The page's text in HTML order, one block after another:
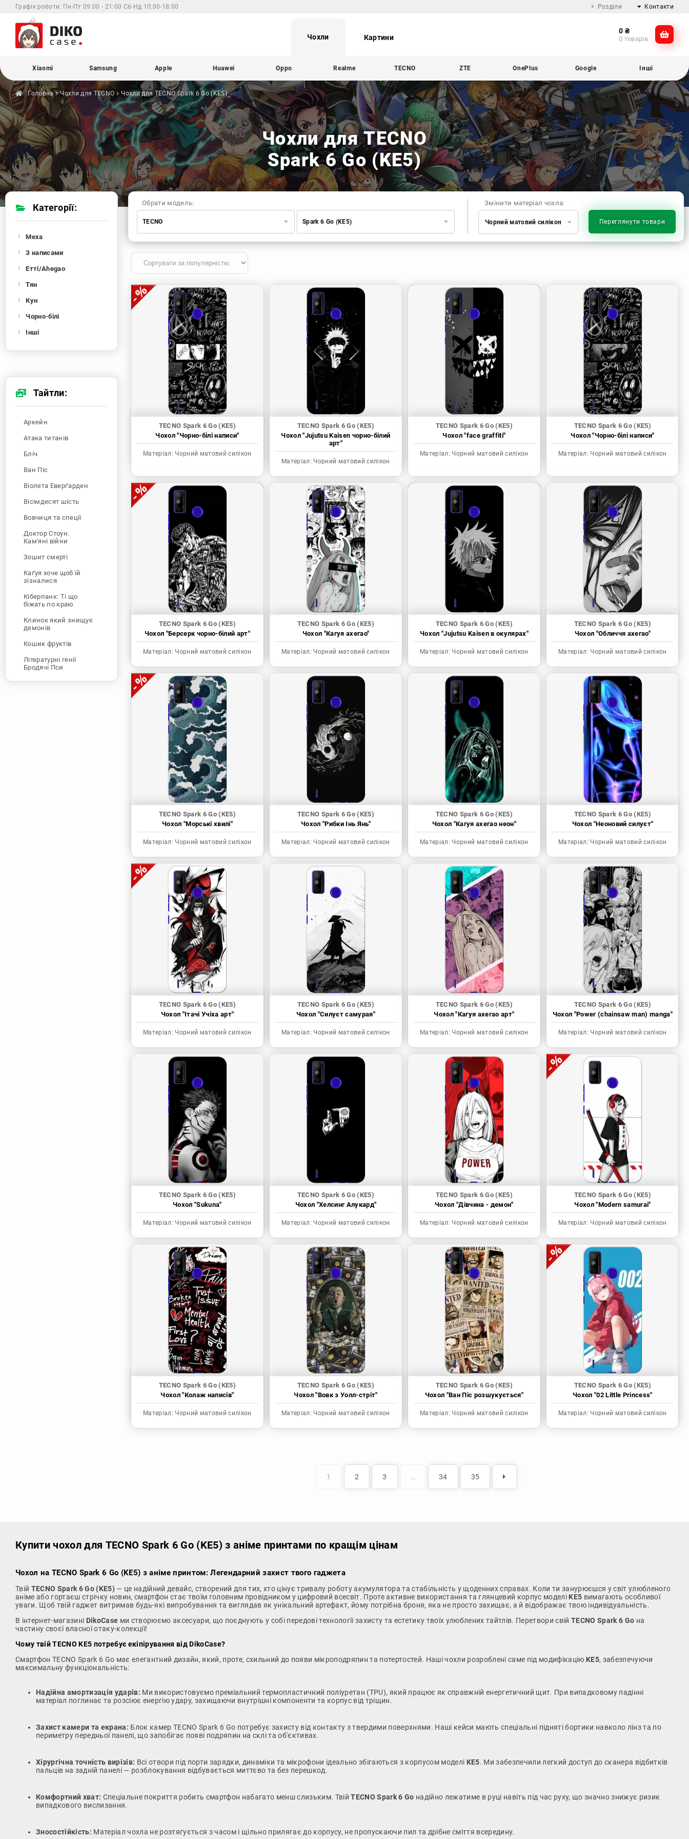
Графік роботи: Пн-Пт 09:00 - 21:00 Сб-Нд 10:00-18:00 Розділи Контакти
@dikocase
Чохли Картини
0 ₴
0 товарів
Xiaomi Samsung Apple Huawei Oppo Realme TECNO ZTE OnePlus Google Інші
Головна Чохли для TECNO Чохли для TECNOSpark 6 Go (KE5)
Чохли для TECNO
Spark 6 Go (KE5)
Змінити матеріал чохла:
Чорний матовий силікон Переглянути товари
Обрати модель:
TECNO
Samsung
Huawei
Realme
TECNO
OnePlus
Google
Infinix
Sony
Motorola
Spark 6 Go (KE5)
TECNO Spark 6 Go (KE5)
Чохол "Чорно-білі написи"
Матеріал: Чорний матовий силікон
TECNO Spark 6 Go (KE5)
Чохол "Jujutsu Kaisen чорно-білий
арт"
Матеріал: Чорний матовий силікон
TECNO Spark 6 Go (KE5)
Чохол "face graffiti"
Матеріал: Чорний матовий силікон
TECNO Spark 6 Go (KE5)
Чохол "Чорно-білі написи"
Матеріал: Чорний матовий силікон
TECNO Spark 6 Go (KE5)
Чохол "Берсерк чорно-білий арт"
Матеріал: Чорний матовий силікон
TECNO Spark 6 Go (KE5)
Чохол "Кагуя ахегао"
Матеріал: Чорний матовий силікон
TECNO Spark 6 Go (KE5)
Чохол "Jujutsu Kaisen в окулярах"
Матеріал: Чорний матовий силікон
TECNO Spark 6 Go (KE5)
Чохол "Обличчя ахегао"
Матеріал: Чорний матовий силікон
TECNO Spark 6 Go (KE5)
Чохол "Морські хвилі"
Матеріал: Чорний матовий силікон
TECNO Spark 6 Go (KE5)
Чохол "Рибки Інь Янь"
Матеріал: Чорний матовий силікон
TECNO Spark 6 Go (KE5)
Чохол "Кагуя ахегао неон"
Матеріал: Чорний матовий силікон
TECNO Spark 6 Go (KE5)
Чохол "Неоновий силуєт"
Матеріал: Чорний матовий силікон
TECNO Spark 6 Go (KE5)
Чохол "Ітачі Учіха арт"
Матеріал: Чорний матовий силікон
TECNO Spark 6 Go (KE5)
Чохол "Силуєт самурая"
Матеріал: Чорний матовий силікон
TECNO Spark 6 Go (KE5)
Чохол "Кагуя ахегао арт"
Матеріал: Чорний матовий силікон
TECNO Spark 6 Go (KE5)
Чохол "Power (chainsaw man) manga"
Матеріал: Чорний матовий силікон
TECNO Spark 6 Go (KE5)
Чохол "Sukuna"
Матеріал: Чорний матовий силікон
TECNO Spark 6 Go (KE5)
Чохол "Хелсинг Алукард"
Матеріал: Чорний матовий силікон
TECNO Spark 6 Go (KE5)
Чохол "Дівчина - демон"
Матеріал: Чорний матовий силікон
TECNO Spark 6 Go (KE5)
Чохол "Modern samurai"
Матеріал: Чорний матовий силікон
TECNO Spark 6 Go (KE5)
Чохол "Колаж написів"
Матеріал: Чорний матовий силікон
TECNO Spark 6 Go (KE5)
Чохол "Вовк з Уолл-стріт"
Матеріал: Чорний матовий силікон
TECNO Spark 6 Go (KE5)
Чохол "Ван Піс розшукується"
Матеріал: Чорний матовий силікон
TECNO Spark 6 Go (KE5)
Чохол "02 Little Princess"
Матеріал: Чорний матовий силікон
1 2 3 … 34 35
Категорії:
Меха
З написами
Етті/Ahegao
Тян
Кун
Чорно-білі
Інші
Тайтли:
Аркейн
Атака титанів
Бліч
Ван Піс
Віолета Еверґарден
Вісімдесят шість
Вовчиця та спеції
Доктор Стоун.
Кам'яні війни
Зошит смерті
Каґуя хоче щоб їй
зізналися
Кіберпанк: Ті що
біжать по краю
Клинок який знищує
демонів
Кошик фруктів
Літературні генії
Бродячі Пси
Людина-бензопила
Купити чохол для TECNO Spark 6 Go (KE5) з аніме принтами по кращім цінам
Чохол на TECNO Spark 6 Go (KE5) з аніме принтом: Легендарний захист твого гаджета
Твій TECNO Spark 6 Go (KE5) — це надійний девайс, створений для тих, хто цінує тривалу роботу акумулятора та стабільність у щоденних справах. Коли ти занурюєшся у світ улюбленого
аніме або гортаєш стрічку новин, смартфон стає твоїм головним провідником у цифровий всесвіт. Проте активне використання та глянцевий корпус моделі KE5 вимагають особливої
уваги. Щоб твій гаджет витримав будь-які випробування та виглядав як унікальний артефакт, йому потрібна броня, яка не просто захищає, а й відображає твою індивідуальність.
В інтернет-магазині DikoCase ми створюємо аксесуари, що поєднують у собі передові технології захисту та естетику твоїх улюблених тайтлів. Перетвори свійTECNO Spark 6 Go на
частину своєї власної отаку-колекції!
Чому твій TECNO KE5 потребує екіпірування від DikoCase?
Смартфон TECNO Spark 6 Go має елегантний дизайн, який, проте, схильний до появи мікроподряпин та потертостей. Наші чохли розроблені саме під модифікацію KE5, забезпечуючи
максимальну функціональність:
Надійна амортизація ударів: Ми використовуємо преміальний термопластичний поліуретан (TPU), який працює як справжній енергетичний щит. При випадковому падінні
матеріал поглинає та розсіює енергію удару, захищаючи внутрішні компоненти та корпус від тріщин.
Захист камери та екрана: Блок камер TECNO Spark 6 Go потребує захисту від контакту з твердими поверхнями. Наші кейси мають спеціальні підняті бортики навколо лінз та по
периметру передньої панелі, що запобігає появі подряпин на склі та об'єктивах.
Хірургічна точність вирізів: Всі отвори під порти зарядки, динаміки та мікрофони ідеально збігаються з корпусом моделі KE5. Ми забезпечили легкий доступ до сканера відбитків
пальців на задній панелі — розблокування відбувається миттєво та без перешкод.
Комфортний хват: Спеціальне покриття робить смартфон набагато менш слизьким. ТвійTECNO Spark 6 Go надійно лежатиме в руці навіть під час руху, що значно знижує ризик
випадкового вислизання.
Зносостійкість: Матеріал чохла не розтягується з часом і щільно прилягає до корпусу, не пропускаючи пил та дрібне сміття всередину.